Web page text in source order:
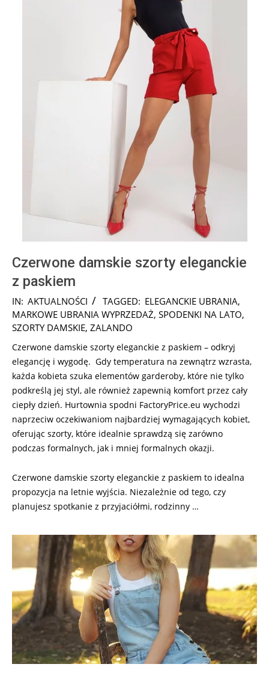
Czerwone damskie szorty eleganckie
z paskiem
2024-
10-
28
IN: AKTUALNOŚCI TAGGED: ELEGANCKIE UBRANIA,
MARKOWE UBRANIA WYPRZEDAŻ, SPODENKI NA LATO,
SZORTY DAMSKIE, ZALANDO
Czerwone damskie szorty eleganckie z paskiem – odkryj
elegancję i wygodę. Gdy temperatura na zewnątrz wzrasta,
każda kobieta szuka elementów garderoby, które nie tylko
podkreślą jej styl, ale również zapewnią komfort przez cały
ciepły dzień. Hurtownia spodni FactoryPrice.eu wychodzi
naprzeciw oczekiwaniom najbardziej wymagających kobiet,
oferując szorty, które idealnie sprawdzą się zarówno
podczas formalnych, jak i mniej formalnych okazji.
Czerwone damskie szorty eleganckie z paskiem to idealna
propozycja na letnie wyjścia. Niezależnie od tego, czy
planujesz spotkanie z przyjaciółmi, rodzinny …